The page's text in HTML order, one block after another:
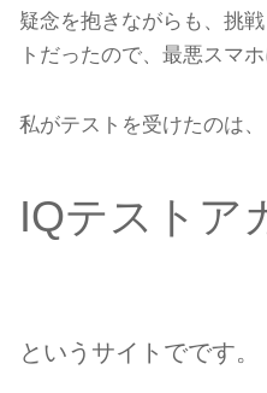
疑念を抱きながらも、挑
トだったので、最悪スマ
私がテストを受けたのは、
IQテストア
というサイトでです。